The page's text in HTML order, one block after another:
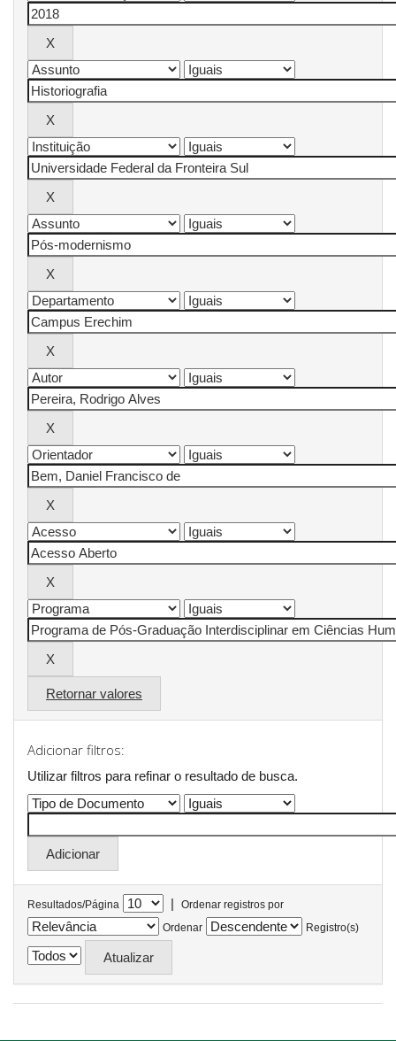
Retornar valores
Adicionar filtros:
Utilizar filtros para refinar o resultado de busca.
Resultados/Página |
Ordenar registros por
Ordenar
Registro(s)